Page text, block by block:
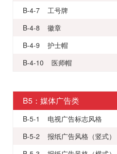
B-4-7 工号牌
B-4-8 徽章
B-4-9 护士帽
B-4-10 医师帽
B5：媒体广告类
B-5-1 电视广告标志风格
B-5-2 报纸广告风格（竖式）